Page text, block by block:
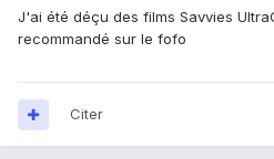
J'ai été déçu des films Savvies
recommandé sur le fofo
Citer